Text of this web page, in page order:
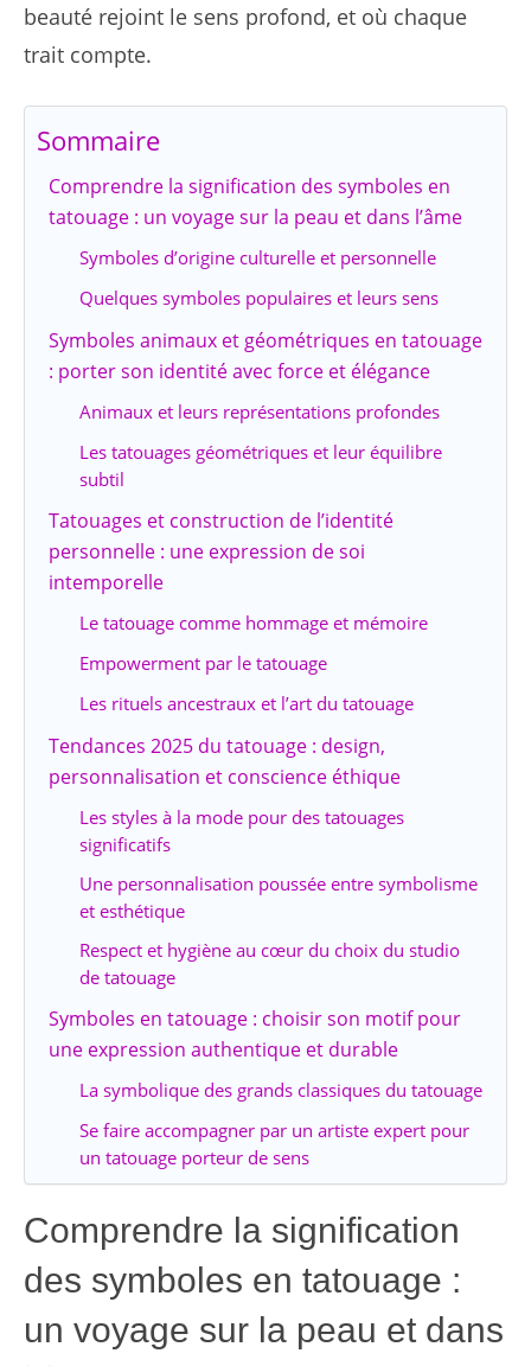
beauté rejoint le sens profond, et où chaque
trait compte.
Sommaire
Comprendre la signification des symboles en
tatouage : un voyage sur la peau et dans l’âme
Symboles d’origine culturelle et personnelle
Quelques symboles populaires et leurs sens
Symboles animaux et géométriques en tatouage
: porter son identité avec force et élégance
Animaux et leurs représentations profondes
Les tatouages géométriques et leur équilibre
subtil
Tatouages et construction de l’identité
personnelle : une expression de soi
intemporelle
Le tatouage comme hommage et mémoire
Empowerment par le tatouage
Les rituels ancestraux et l’art du tatouage
Tendances 2025 du tatouage : design,
personnalisation et conscience éthique
Les styles à la mode pour des tatouages
significatifs
Une personnalisation poussée entre symbolisme
et esthétique
Respect et hygiène au cœur du choix du studio
de tatouage
Symboles en tatouage : choisir son motif pour
une expression authentique et durable
La symbolique des grands classiques du tatouage
Se faire accompagner par un artiste expert pour
un tatouage porteur de sens
Comprendre la signification
des symboles en tatouage :
un voyage sur la peau et dans